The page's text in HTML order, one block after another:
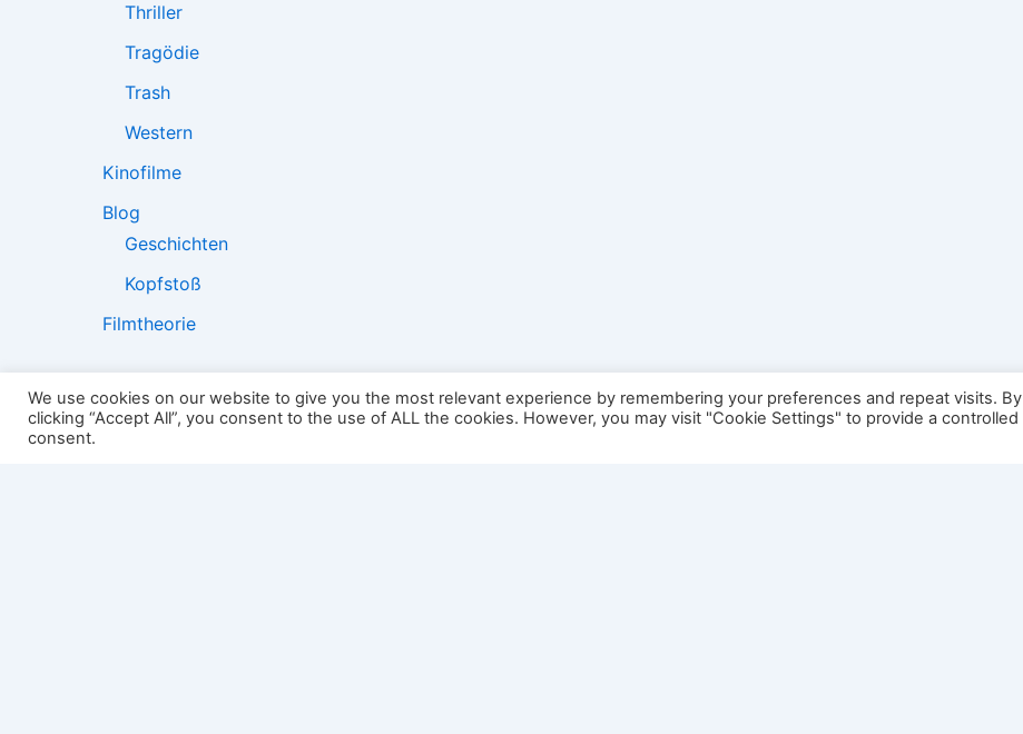
Thriller
Tragödie
Trash
Western
Kinofilme
Blog
Geschichten
Kopfstoß
Filmtheorie
2501:
We use cookies on our website to give you the most relevant experience by remembering your preferences and repeat visits. By
clicking “Accept All”, you consent to the use of ALL the cookies. However, you may visit "Cookie Settings" to provide a controlled
consent.